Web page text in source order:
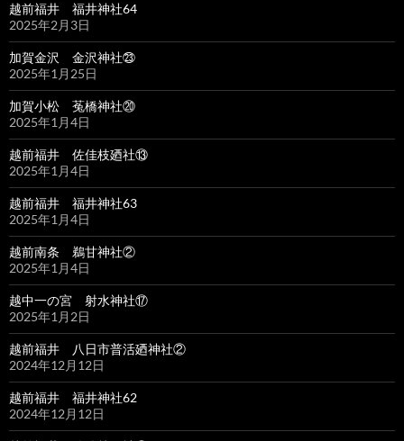
越前福井 福井神社64
2025年2月3日
加賀金沢 金沢神社㉓
2025年1月25日
加賀小松 菟橋神社⑳
2025年1月4日
越前福井 佐佳枝廼社⑬
2025年1月4日
越前福井 福井神社63
2025年1月4日
越前南条 鵜甘神社②
2025年1月4日
越中一の宮 射水神社⑰
2025年1月2日
越前福井 八日市普活廼神社②
2024年12月12日
越前福井 福井神社62
2024年12月12日